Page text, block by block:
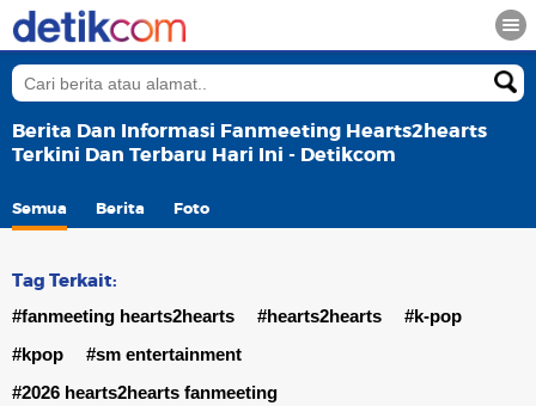
Berita Dan Informasi Fanmeeting Hearts2hearts
Terkini Dan Terbaru Hari Ini - Detikcom
Semua Berita Foto
Tag Terkait:
#fanmeeting hearts2hearts #hearts2hearts
#k-pop
#kpop
#sm entertainment
#2026 hearts2hearts fanmeeting